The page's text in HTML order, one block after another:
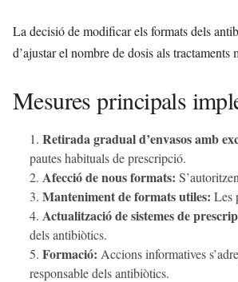
La decisió de modificar els formats dels
d’ajustar el nombre de dosis als
Mesures principals
Retirada gradual d’envasos amb
pautes habituals de prescripció.
Afecció de nous formats:
Manteniment de formats utiles: Les
Actualització de sistemes de
dels antibiòtics.
Formació: Accions informatives
responsable dels antibiòtics.